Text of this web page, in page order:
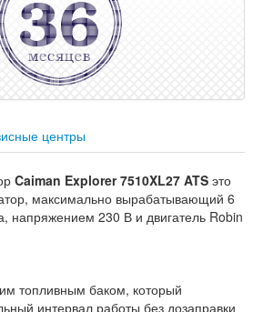
центры
Caiman Explorer 7510XL27 ATS это
максимально вырабатывающий 6
напряжением 230 В и двигатель Robin
топливным баком, который
интервал работы без дозаправки